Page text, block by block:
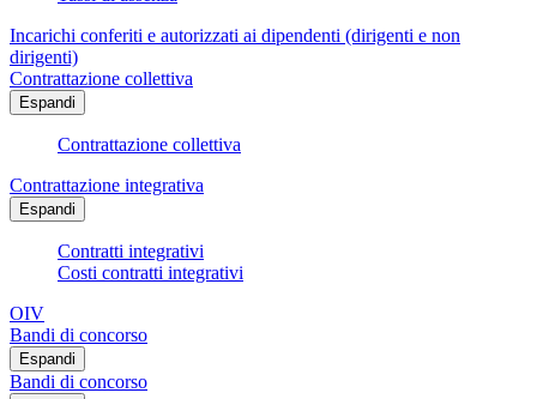
Incarichi conferiti e autorizzati ai dipendenti (dirigenti e non
dirigenti)
Contrattazione collettiva
Espandi
Contrattazione collettiva
Contrattazione integrativa
Espandi
Contratti integrativi
Costi contratti integrativi
OIV
Bandi di concorso
Espandi
Bandi di concorso